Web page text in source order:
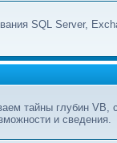
SQL Server,
тайны глубин VB,
и сведения.